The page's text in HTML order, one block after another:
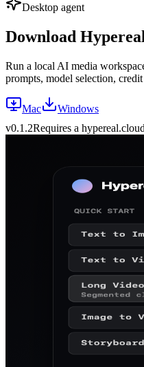
Desktop agent
Download
Run a local AI media
prompts, model selection,
Mac
Windows
v0.1.2Requires a